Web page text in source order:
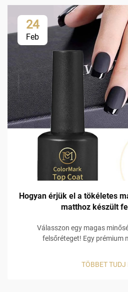
24
Feb
Hogyan érjük el a tökéletes
matthoz készült
Válasszon egy magas
felsőréteget! Egy prémium
különösen olyan termék
TÖBBET TUDJ